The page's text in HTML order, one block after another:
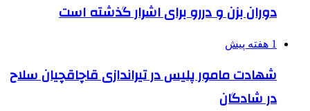
دوران بزن و دررو برای اشرار گذشته است
1 هفته پیش
شهادت مامور پلیس در تیراندازی قاچاقچیان سلاح
در شادگان